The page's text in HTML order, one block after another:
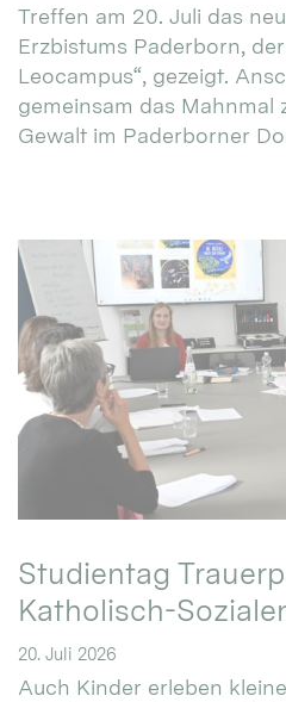
Treffen am 20. Juli das
Erzbistums Paderborn,
Leocampus“, gezeigt.
gemeinsam das Mahnmal
Gewalt im Paderborner
Studientag
Katholisch-
20. Juli 2026
Auch Kinder erleben